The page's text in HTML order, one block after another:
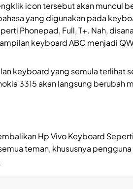
icon tersebut akan muncul
yang digunakan pada
Phonepad, Full, T+. Nah,
keyboard ABC menjadi
keyboard yang semula terlihat
3315 akan langsung berubah
Hp Vivo Keyboard
teman, khususnya